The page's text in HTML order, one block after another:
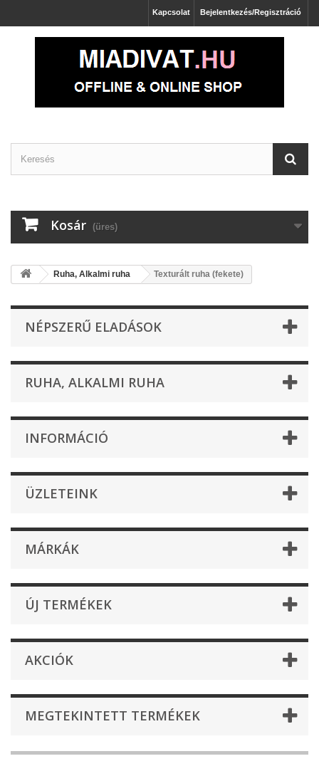
Bejelentkezés/Regisztráció
Kapcsolat
Kosár (üres)
Ruha, Alkalmi ruha Texturált ruha (fekete)
NÉPSZERŰ ELADÁSOK
RUHA, ALKALMI RUHA
INFORMÁCIÓ
ÜZLETEINK
MÁRKÁK
ÚJ TERMÉKEK
AKCIÓK
MEGTEKINTETT TERMÉKEK